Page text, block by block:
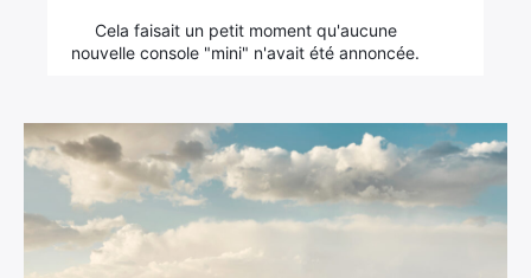
Cela faisait un petit moment qu'aucune
nouvelle console "mini" n'avait été annoncée.